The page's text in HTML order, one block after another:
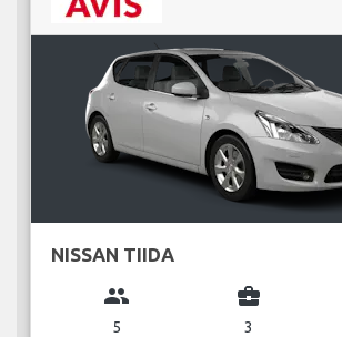
NISSAN TIIDA
group
5
business_center
3